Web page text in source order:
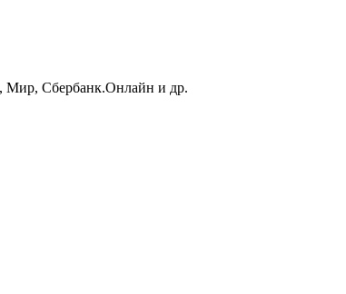
Мир, Сбербанк.Онлайн и др.